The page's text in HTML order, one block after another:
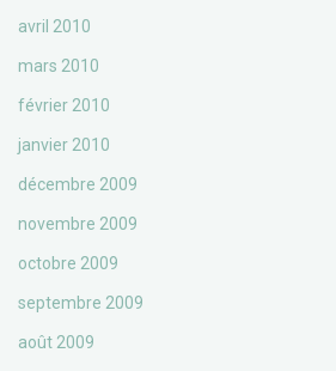
avril 2010
mars 2010
février 2010
janvier 2010
décembre 2009
novembre 2009
octobre 2009
septembre 2009
août 2009